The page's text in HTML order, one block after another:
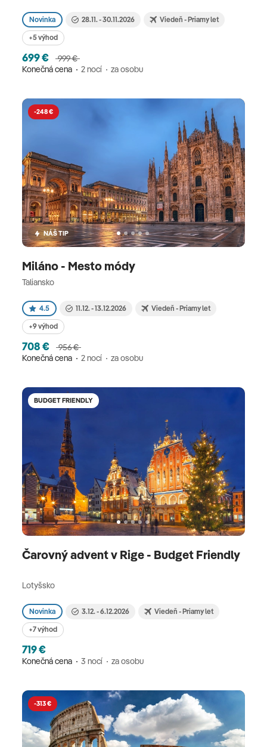
Novinka 28.11. - 30.11.2026 Viedeň - Priamy let
+5 výhod
699 €
999 €
Konečná cena
2 nocí za osobu
-248 €
NÁŠ TIP
Miláno - Mesto módy
Taliansko
4.5 11.12. - 13.12.2026 Viedeň - Priamy let
+9 výhod
708 €
956 €
Konečná cena
2 nocí za osobu
BUDGET FRIENDLY
Čarovný advent v Rige - Budget Friendly
Lotyšsko
Novinka 3.12. - 6.12.2026 Viedeň - Priamy let
+7 výhod
719 €
Konečná cena 3 nocí za osobu
-313 €